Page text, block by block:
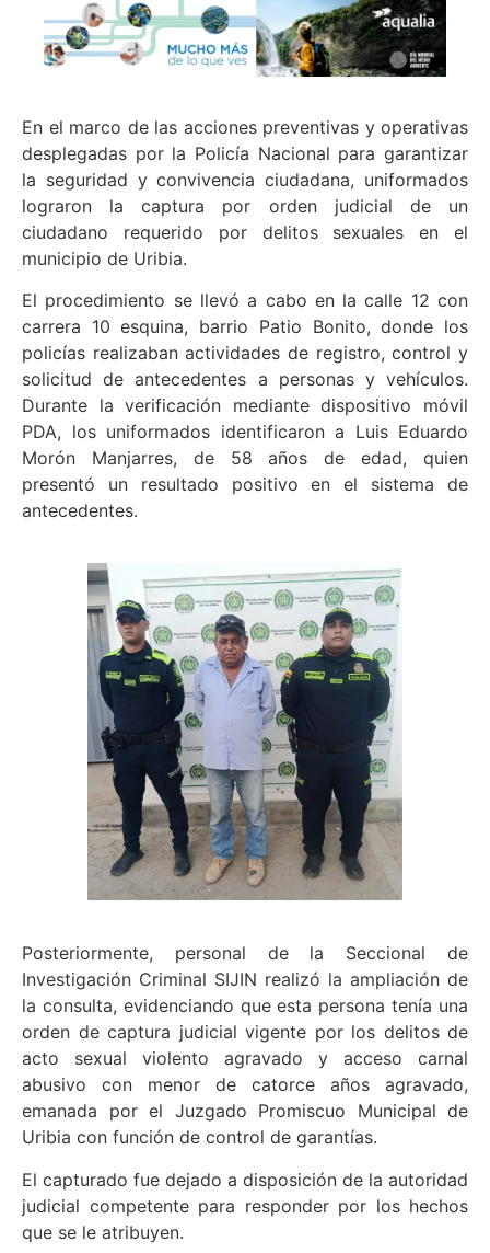
En el marco de las acciones preventivas y operativas
desplegadas por la Policía Nacional para garantizar
la seguridad y convivencia ciudadana, uniformados
lograron la captura por orden judicial de un
ciudadano requerido por delitos sexuales en el
municipio de Uribia.
El procedimiento se llevó a cabo en la calle 12 con
carrera 10 esquina, barrio Patio Bonito, donde los
policías realizaban actividades de registro, control y
solicitud de antecedentes a personas y vehículos.
Durante la verificación mediante dispositivo móvil
PDA, los uniformados identificaron a Luis Eduardo
Morón Manjarres, de 58 años de edad, quien
presentó un resultado positivo en el sistema de
antecedentes.
Posteriormente, personal de la Seccional de
Investigación Criminal SIJIN realizó la ampliación de
la consulta, evidenciando que esta persona tenía una
orden de captura judicial vigente por los delitos de
acto sexual violento agravado y acceso carnal
abusivo con menor de catorce años agravado,
emanada por el Juzgado Promiscuo Municipal de
Uribia con función de control de garantías.
El capturado fue dejado a disposición de la autoridad
judicial competente para responder por los hechos
que se le atribuyen.